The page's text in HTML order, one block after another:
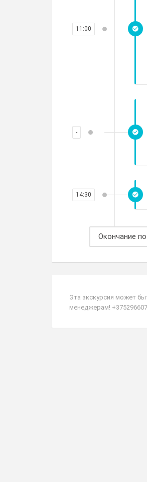
11:00
-
14:30
Эта экскурсия может
менеджерам!